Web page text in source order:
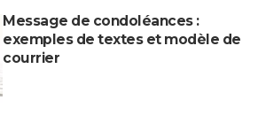
Message de condoléances :
exemples de textes et modèle de
courrier